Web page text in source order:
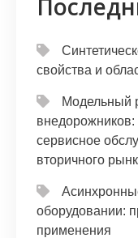
свойства и
Модельный
внедорожников:
сервисное
вторичного
оборудовании:
применения